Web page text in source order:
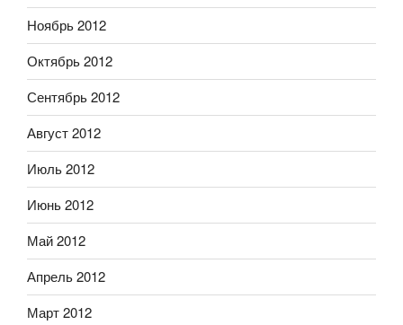
Ноябрь 2012
Октябрь 2012
Сентябрь 2012
Август 2012
Июль 2012
Июнь 2012
Май 2012
Апрель 2012
Март 2012